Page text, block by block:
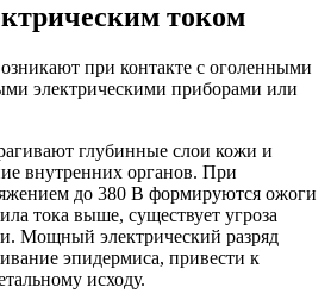
током
при контакте с оголенными
электрическими приборами или
глубинные слои кожи и
внутренних органов. При
до 380 В формируются ожоги
тока выше, существует угроза
Мощный электрический разряд
эпидермиса, привести к
исходу.